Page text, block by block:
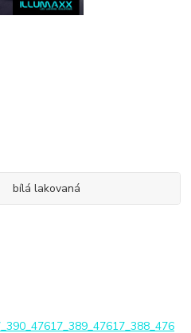
bílá lakovaná